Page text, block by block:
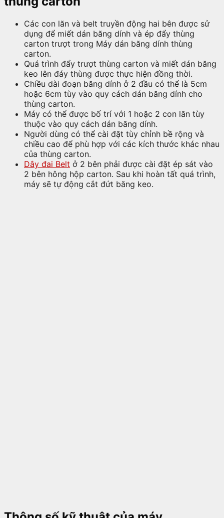
Các con lăn và belt truyền động hai bên được sử
dụng để miết dán băng dính và ép đẩy thùng
carton trượt trong Máy dán băng dính thùng
carton.
Quá trình đẩy trượt thùng carton và miết dán băng
keo lên đáy thùng được thực hiện đồng thời.
Chiều dài đoạn băng dính ở 2 đầu có thể là 5cm
hoặc 6cm tùy vào quy cách dán băng dính cho
thùng carton.
Máy có thể được bố trí với 1 hoặc 2 con lăn tùy
thuộc vào quy cách dán băng dính.
Người dùng có thể cài đặt tùy chỉnh bề rộng và
chiều cao để phù hợp với các kích thước khác nhau
của thùng carton.
Dây đai Belt ở 2 bên phải được cài đặt ép sát vào
2 bên hông hộp carton. Sau khi hoàn tất quá trình,
máy sẽ tự động cắt đứt băng keo.